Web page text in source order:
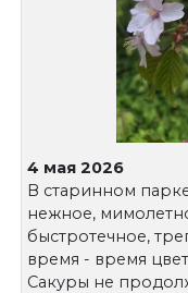
4 мая 2026
В старинном
нежное,
быстротечное,
время - время
Сакуры не